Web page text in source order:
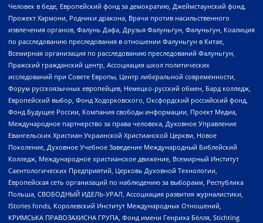
Человек в беде, Европейский фонд за демократию, Джеймстаунский фонд,
Прожект Хармони, Родники дракона, Врачи против насильственного
извлечения органов, Фалунь Дафа, Друзья Фалуньгун, Фалуньгун, Коалиция
по расследованию преследования в отношении Фалуньгун в Китае,
Всемирная организация по расследованию преследований Фалуньгун,
Пражский гражданский центр, Ассоциация школ политических
исследований при Совете Европы, Центр либеральной современности,
Форум русскоязычных европейцев, Немецко-русский обмен, Бард колледж,
Европейский выбор, Фонд Ходорковского, Оксфордский российский фонд,
Фонд Будущее России, Компания свободы информации, Проект Медиа,
Международное партнерство за права человека, Духовное Управление
Евангельских Христиан Украинской Христианской Церкви, Новое
Поколение, Духовное Учебное Заведение Международный Библейский
Колледж, Международное христианское движение, Всемирный Институт
Саентологических Предприятий, Церковь Духовной Технологии,
Европейская сеть организаций по наблюдению за выборами, Республика
Польша, СВОБОДНЫЙ ИДЕЛЬ-УРАЛ, Ассоциация развития журналистики,
IStories fonds, Королевский Институт Международных Отношений,
КРИМСЬКА ПРАВОЗАХИСНА ГРУПА, Фонд имени Генриха Бёлля, Stichting